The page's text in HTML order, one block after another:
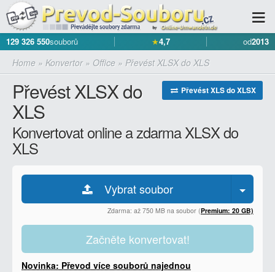
129 326 550souborů ★4,7 od2013
Home » Konvertor» Office » Převést XLSX do XLS
Převést XLS do XLSX
Převést XLSX do
XLS
Konvertovat online a zdarma XLSX do
XLS
Vybrat soubor
Zdarma: až 750 MB na soubor (Premium: 20 GB)
Začněte konvertovat!
Novinka: Převod více souborů najednou